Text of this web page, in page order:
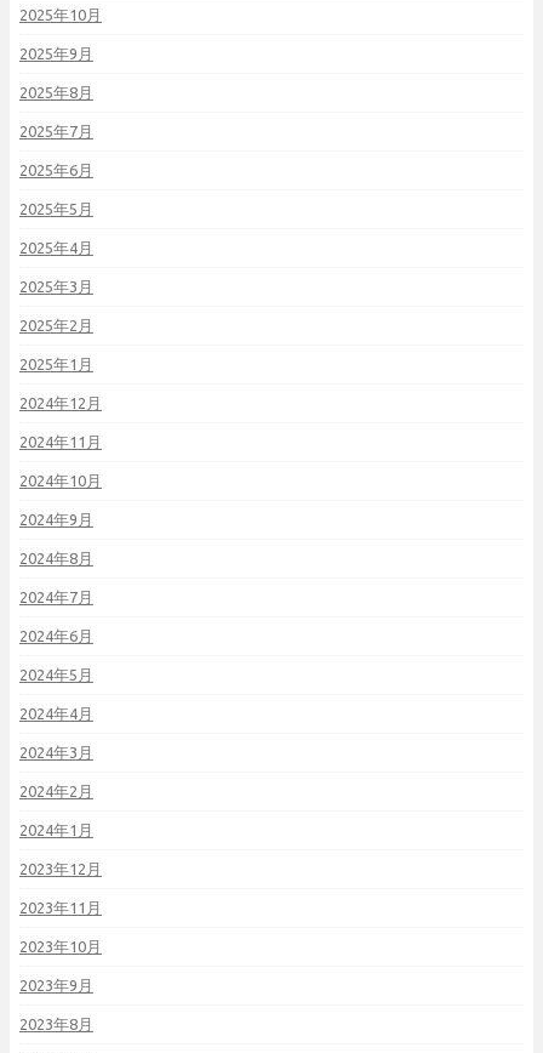
2025年10月
2025年9月
2025年8月
2025年7月
2025年6月
2025年5月
2025年4月
2025年3月
2025年2月
2025年1月
2024年12月
2024年11月
2024年10月
2024年9月
2024年8月
2024年7月
2024年6月
2024年5月
2024年4月
2024年3月
2024年2月
2024年1月
2023年12月
2023年11月
2023年10月
2023年9月
2023年8月